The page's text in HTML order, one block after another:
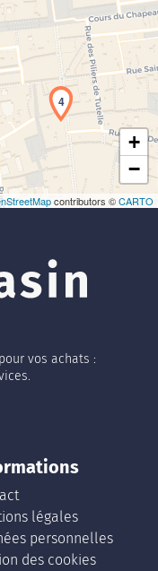
en cours...
4
+
−
contributors ©CARTO
vos achats :
légales
personnelles
des cookies